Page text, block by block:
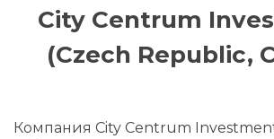
City Centrum
(Czech Republic,
Компания City Centrum